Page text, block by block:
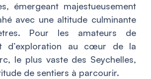
émergeant majestueusement
avec une altitude culminante
Pour les amateurs de
d’exploration au cœur de la
le plus vaste des Seychelles,
de sentiers à parcourir.